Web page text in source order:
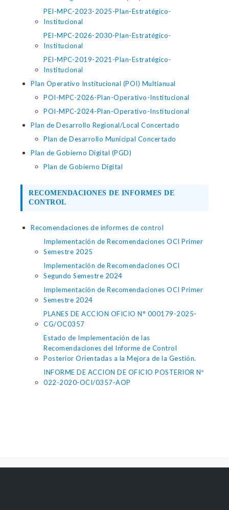
PEI-MPC-2023-2025-Plan-Estratégico-
Institucional
PEI-MPC-2026-2030-Plan-Estratégico-
Institucional
PEI-MPC-2019-2021-Plan-Estratégico-
Institucional
Plan Operativo Institucional (POI) Multianual
POI-MPC-2026-Plan-Operativo-Institucional
POI-MPC-2024-Plan-Operativo-Institucional
Plan de Desarrollo Regional/Local Concertado
Plan de Desarrollo Municipal Concertado
Plan de Gobierno Digital (PGD)
Plan de Gobierno Digital
RECOMENDACIONES DE INFORMES DE
CONTROL
Recomendaciones de informes de control
Implementación de Recomendaciones OCI Primer
Semestre 2025
Implementación de Recomendaciones OCI
Segundo Semestre 2024
Implementación de Recomendaciones OCI Primer
Semestre 2024
PLANES DE ACCION OFICIO N° 000179-2025-
CG/OC0357
Estado de Implementación de las
Recomendaciones del Informe de Control
Posterior Orientadas a la Mejora de la Gestión.
INFORME DE ACCION DE OFICIO POSTERIOR Nº
022-2020-OCI/0357-AOP